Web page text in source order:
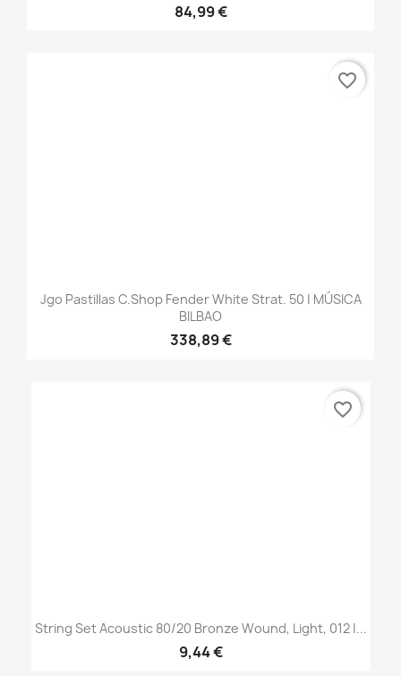
84,99 €
Jgo Pastillas C.Shop Fender White Strat. 50 | MÚSICA
BILBAO
338,89 €
favorite_border
String Set Acoustic 80/20 Bronze Wound, Light, 012 |...
9,44 €
favorite_border